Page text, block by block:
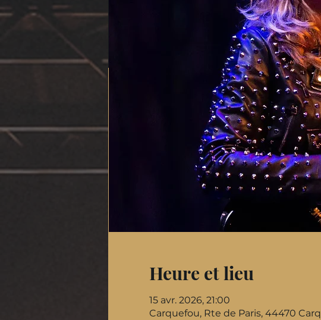
Heure et lieu
15 avr. 2026, 21:00
Carquefou, Rte de Paris, 44470